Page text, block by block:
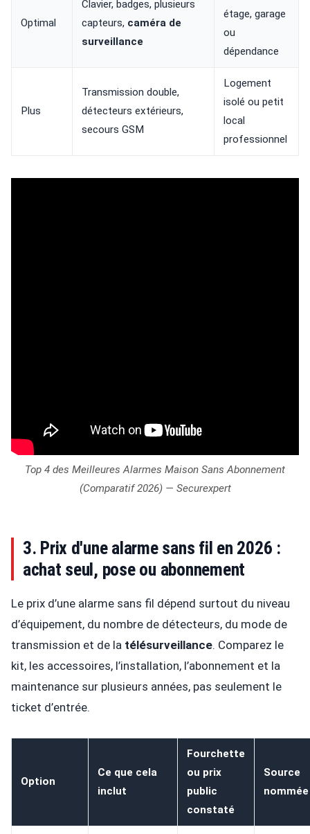
Optimal
Clavier, badges, plusieurs
capteurs, caméra de
surveillance
étage, garage
ou
dépendance
Plus
Transmission double,
détecteurs extérieurs,
secours GSM
Logement
isolé ou petit
local
professionnel
Top 4 des Meilleures Alarmes Maison Sans Abonnement
(Comparatif 2026) — Securexpert
3. Prix d'une alarme sans fil en 2026 :
achat seul, pose ou abonnement
Le prix d’une alarme sans fil dépend surtout du niveau
d’équipement, du nombre de détecteurs, du mode de
transmission et de la télésurveillance. Comparez le
kit, les accessoires, l’installation, l’abonnement et la
maintenance sur plusieurs années, pas seulement le
ticket d’entrée.
Option
Ce que cela
inclut
Fourchette
ou prix
public
constaté
Source
nommée